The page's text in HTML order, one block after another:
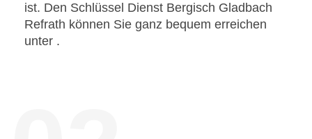
ist. Den Schlüssel Dienst Bergisch Gladbach
Refrath können Sie ganz bequem erreichen
unter .